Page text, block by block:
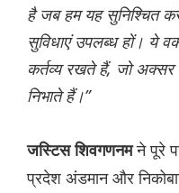
है जब हम यह सुनिश्चित करें
सुविधाएं उपलब्ध हों। ये
कर्तव्य रखते हैं, जो
निभाते हैं।”
जस्टिस शिवगणनमने पूरे
प्रदेश अंडमान और